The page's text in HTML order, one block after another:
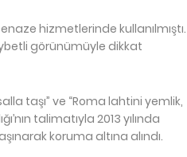
hizmetlerinde kullanılmıştı.
görünümüyle dikkat
taşı” ve “Roma lahtini yemlik,
talimatıyla 2013 yılında
koruma altına alındı.